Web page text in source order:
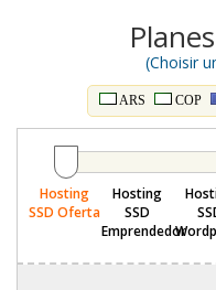
(Choisir
ARS COP
Hosting
SSD Oferta
Hosting
SSD
Emprendedor